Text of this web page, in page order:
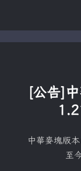
[公告]
中華麥塊版
至